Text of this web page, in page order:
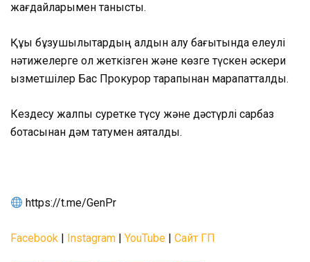
жағдайларымен танысты.
Құқық бұзушылықтардың алдын алу бағытында елеулі
нәтижелерге қол жеткізген және көзге түскен әскери
қызметшілер Бас Прокурор тарапынан марапатталды.
Кездесу жалпы суретке түсу және дәстүрлі сарбаз
ботқасынан дәм татумен аяқталды.
https://t.me/GenPr
Facebook | Instagram | YouTube | Сайт ГП